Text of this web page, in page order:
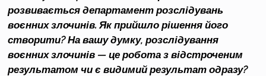
розвивається департамент розслідувань
воєнних злочинів. Як прийшло рішення його
створити? На вашу думку, розслідування
воєнних злочинів — це робота з відстроченим
результатом чи є видимий результат одразу?